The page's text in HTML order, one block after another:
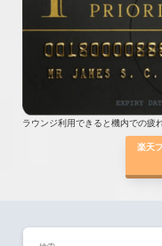
ラウンジ利用できると機内での疲
楽天